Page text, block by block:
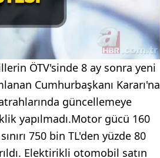
ÖTV'sinde 8 ay sonra yeni
Cumhurbaşkanı Kararı'na
güncellemeye
yapılmadı.Motor gücü 160
750 bin TL'den yüzde 80
Elektirikli otomobil satın